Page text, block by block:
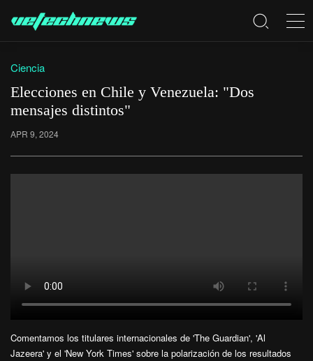
Ciencia
Elecciones en Chile y Venezuela: "Dos
mensajes distintos"
APR 9, 2024
Comentamos los titulares internacionales de 'The Guardian', 'Al
Jazeera' y el 'New York Times' sobre la polarización de los resultados